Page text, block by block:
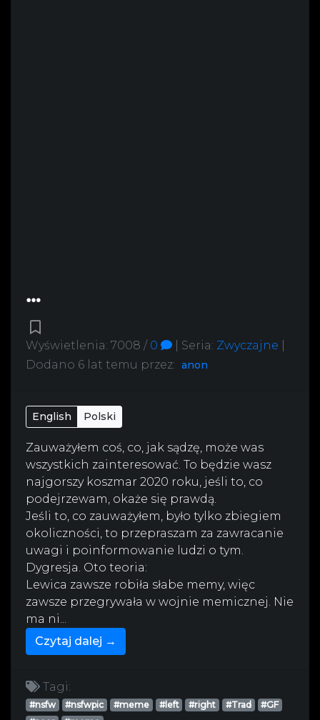
Wyświetlenia: 7008 / 0 Seria: Zwyczajne
Dodano 6 lat temu przez: anon
English Polski
Zauważyłem coś, co, jak sądzę, może was
wszystkich zainteresować. To będzie wasz
najgorszy koszmar 2020 roku, jeśli to, co
podejrzewam, okaże się prawdą.
Jeśli to, co zauważyłem, było tylko zbiegiem
okoliczności, to przepraszam za zawracanie
uwagi i poinformowanie ludzi o tym.
Dygresja. Oto teoria:
Lewica zawsze robiła słabe memy, więc
zawsze przegrywała w wojnie memicznej. Nie
ma ni...
Czytaj dalej →
Tagi:
#nsfw #nsfwpic #meme #left #right #Trad
#GF